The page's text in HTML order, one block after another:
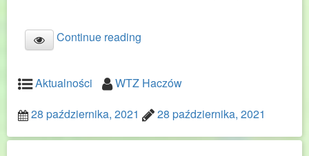
Continue reading
Aktualności
WTZ Haczów
28 października, 2021
28 października, 2021